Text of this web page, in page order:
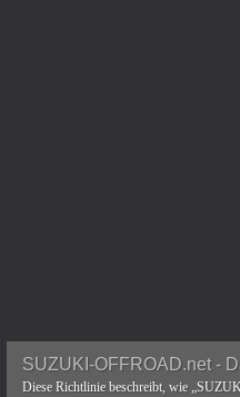
SUZUKI-OFFROAD.net -
Diese Richtlinie beschreibt, wie